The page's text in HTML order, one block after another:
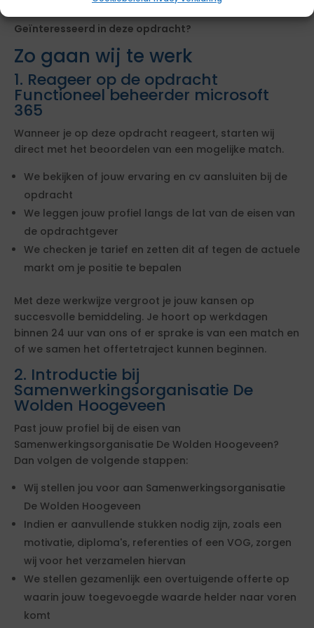
Geïnteresseerd in deze opdracht?
Zo gaan wij te werk
1. Reageer op de opdracht
Functioneel beheerder microsoft
365
Wanneer je op deze opdracht reageert, starten wij
direct met het beoordelen van een mogelijke match.
We bekijken of jouw ervaring en cv aansluiten bij de
opdracht
We leggen jouw profiel langs de lat van de eisen van
de opdrachtgever
We checken je tarief en zetten dit af tegen de actuele
markt om je positie te bepalen
Met deze werkwijze vergroot je jouw kansen op
succesvolle bemiddeling. Je hoort op werkdagen
binnen 24 uur van ons of er sprake is van een match en
of we samen het offertetraject kunnen beginnen.
2. Introductie bij
Samenwerkingsorganisatie De
Wolden Hoogeveen
Past jouw profiel bij de eisen van
Samenwerkingsorganisatie De Wolden Hoogeveen?
Dan volgen de volgende stappen:
Wij stellen jou voor aan Samenwerkingsorganisatie
De Wolden Hoogeveen
Indien er aanvullende stukken nodig zijn, zoals een
motivatie, diploma's, referenties of een VOG, zorgen
wij voor het verzamelen hiervan
We stellen gezamenlijk een overtuigende offerte op
waarin jouw toegevoegde waarde helder naar voren
komt